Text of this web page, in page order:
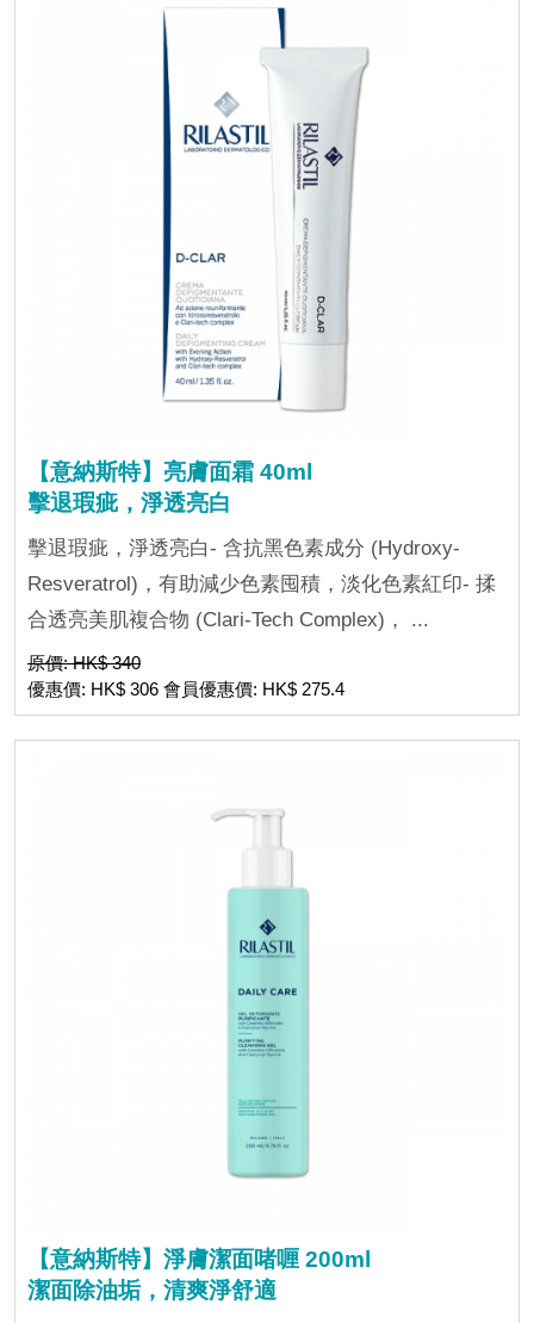
【意納斯特】亮膚面霜 40ml
擊退瑕疵，淨透亮白
擊退瑕疵，淨透亮白- 含抗黑色素成分 (Hydroxy-
Resveratrol)，有助減少色素囤積，淡化色素紅印- 揉
合透亮美肌複合物 (Clari-Tech Complex)， ...
原價: HK$ 340
優惠價: HK$ 306 會員優惠價: HK$ 275.4
【意納斯特】淨膚潔面啫喱 200ml
潔面除油垢，清爽淨舒適